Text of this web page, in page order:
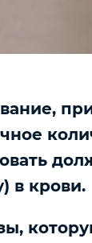
в крови.